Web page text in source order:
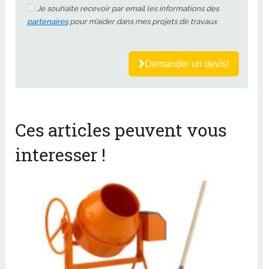
Je souhaite recevoir par email les informations des
partenairespour m’aider dans mes projets de travaux
Demander un devis!
Ces articles peuvent vous
interesser !